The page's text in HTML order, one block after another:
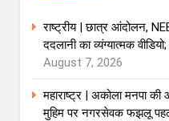
राष्ट्रीय | छात्र आंदोलन,
ददलानी का व्यंग्यात्मक
August 7, 2026
महाराष्ट्र | अकोला मनपा
मुहिम पर नगरसेवक फझलू